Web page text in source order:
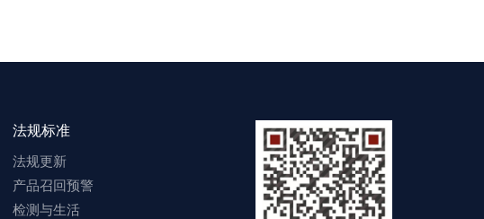
法规标准
法规更新
产品召回预警
检测与生活